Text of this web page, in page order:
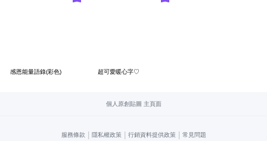
感恩能量語錄(彩色) 超可愛暖心字♡
個人原創貼圖 主頁面
服務條款 | 隱私權政策 | 行銷資料提供政策 | 常見問題